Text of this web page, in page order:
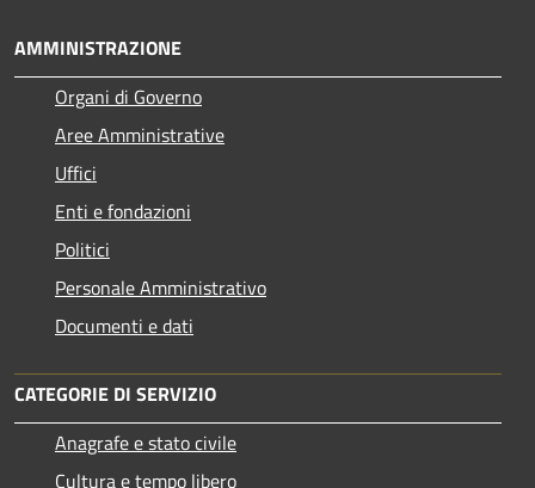
AMMINISTRAZIONE
Organi di Governo
Aree Amministrative
Uffici
Enti e fondazioni
Politici
Personale Amministrativo
Documenti e dati
CATEGORIE DI SERVIZIO
Anagrafe e stato civile
Cultura e tempo libero